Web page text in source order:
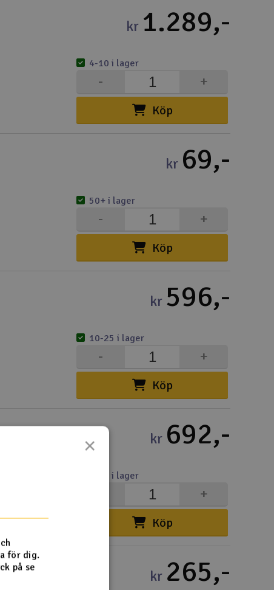
kr 1.289,-
Köp
+
-
4-10 i lager
kr 69,-
Köp
+
-
50+ i lager
kr 596,-
Köp
+
-
10-25 i lager
kr 692,-
Köp
+
4-10 i lager
kr 265,-
×
för dig.
på se